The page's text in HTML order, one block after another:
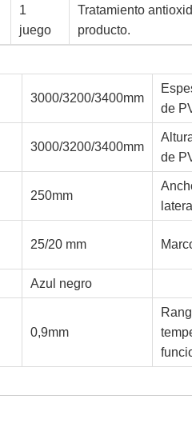
1
juego
Tratamiento
producto.
3000/3200/3400mm
de
3000/3200/3400mm
de
250mm
25/20 mm
Azul negro
0,9mm